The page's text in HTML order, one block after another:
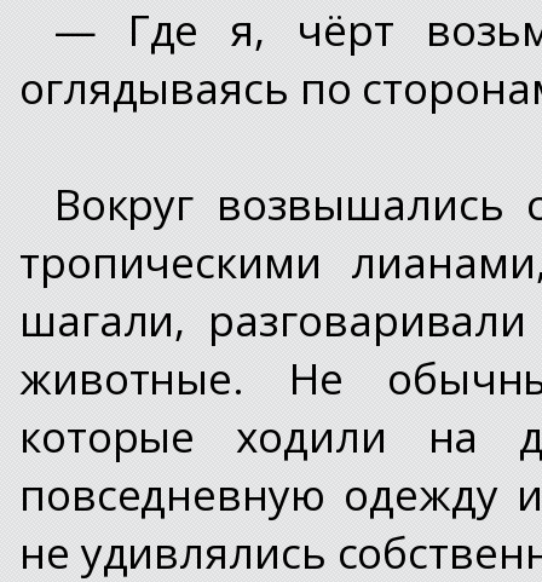
— Где я, чёрт
оглядываясь по
Вокруг возвышались
тропическими
шагали,
животные. Не
которые ходили на
повседневную одежду
не удивлялись